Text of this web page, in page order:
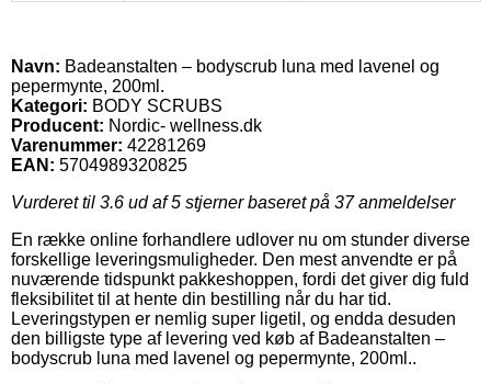
Navn: Badeanstalten – bodyscrub luna med lavenel og
pepermynte, 200ml.
Kategori: BODY SCRUBS
Producent: Nordic- wellness.dk
Varenummer: 42281269
EAN: 5704989320825
Vurderet til 3.6 ud af 5 stjerner baseret på 37anmeldelser
En række online forhandlere udlover nu om stunder diverse
forskellige leveringsmuligheder. Den mest anvendte er på
nuværende tidspunkt pakkeshoppen, fordi det giver dig fuld
fleksibilitet til at hente din bestilling når du har tid.
Leveringstypen er nemlig super ligetil, og endda desuden
den billigste type af levering ved køb af Badeanstalten –
bodyscrub luna med lavenel og pepermynte, 200ml..